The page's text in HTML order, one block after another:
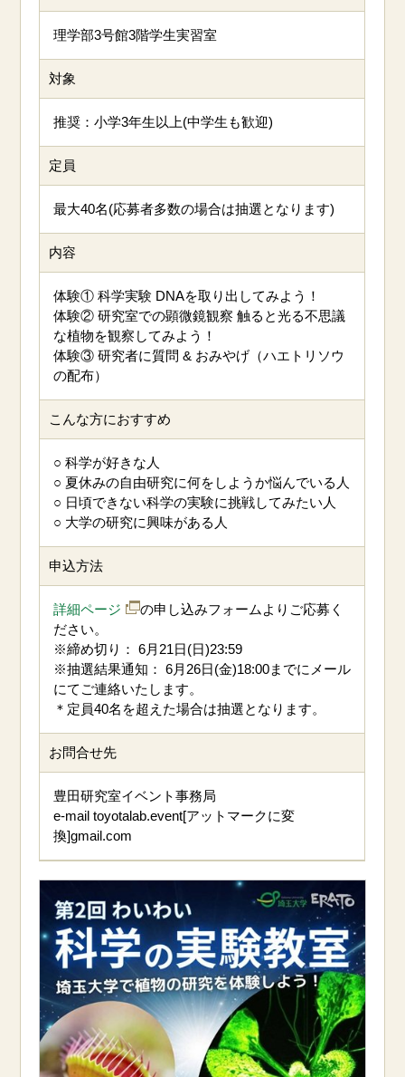
理学部3号館3階学生実習室
対象
推奨：小学3年生以上(中学生も歓迎)
定員
最大40名(応募者多数の場合は抽選となります)
内容
体験① 科学実験 DNAを取り出してみよう！
体験② 研究室での顕微鏡観察 触ると光る不思議
な植物を観察してみよう！
体験③ 研究者に質問 & おみやげ（ハエトリソウ
の配布）
こんな方におすすめ
○ 科学が好きな人
○ 夏休みの自由研究に何をしようか悩んでいる人
○ 日頃できない科学の実験に挑戦してみたい人
○ 大学の研究に興味がある人
申込方法
詳細ページ
の申し込みフォームよりご応募く
ださい。
※締め切り： 6月21日(日)23:59
※抽選結果通知： 6月26日(金)18:00までにメール
にてご連絡いたします。
＊定員40名を超えた場合は抽選となります。
お問合せ先
豊田研究室イベント事務局
e-mail toyotalab.event[アットマークに変
換]gmail.com